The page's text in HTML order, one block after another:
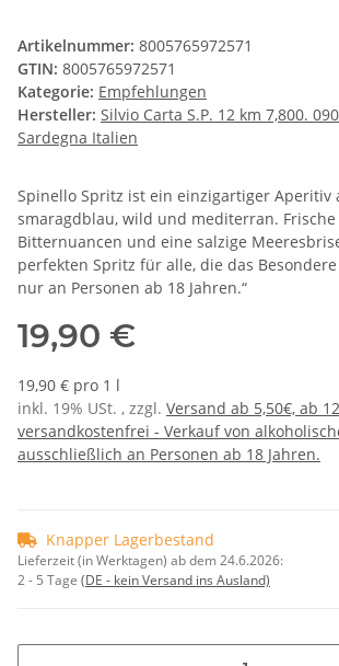
Artikelnummer: 8005765972571
GTIN: 8005765972571
Kategorie: Empfehlungen
Hersteller: Silvio Carta S.P. 12 km 7,800.
Sardegna Italien
Spinello Spritz ist ein einzigartiger Aperitiv
smaragdblau, wild und mediterran.
Bitternuancen und eine salzige
perfekten Spritz für alle, die das
nur an Personen ab 18 Jahren.“
19,90 €
19,90 € pro 1 l
inkl. 19% USt. , zzgl. Versand ab 5,50€, ab
versandkostenfrei - Verkauf von
ausschließlich an Personen ab 18 Jahren.
Knapper Lagerbestand
Lieferzeit (in Werktagen) ab dem 24.6.2026:
2 - 5 Tage (DE - kein Versand ins Ausland)